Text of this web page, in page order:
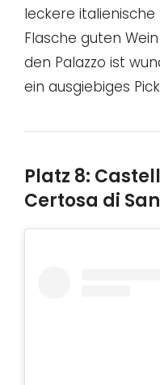
leckere
Flasche guten
den Palazzo ist
ein ausgiebiges
Platz 8:
Certosa di